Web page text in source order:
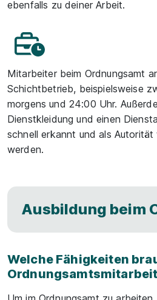
ebenfalls zu deiner Arbeit.
Mitarbeiter beim Ordnungsamt
Schichtbetrieb, beispielsweise
morgens und 24:00 Uhr.
Dienstkleidung und einen
schnell erkannt und als Autorität
werden.
Ausbildung beim
Welche Fähigkeiten